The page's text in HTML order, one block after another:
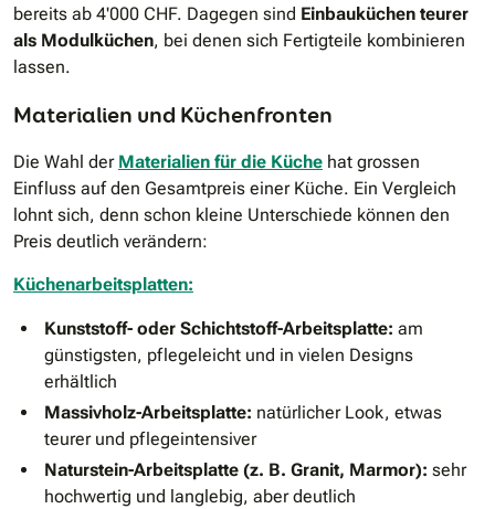
bereits ab 4'000 CHF. Dagegen sind Einbauküchen teurer
als Modulküchen, bei denen sich Fertigteile kombinieren
lassen.
Materialien und Küchenfronten
Die Wahl der Materialien für die Küche hat grossen
Einfluss auf den Gesamtpreis einer Küche. Ein Vergleich
lohnt sich, denn schon kleine Unterschiede können den
Preis deutlich verändern:
Küchenarbeitsplatten:
Kunststoff- oder Schichtstoff-Arbeitsplatte: am
günstigsten, pflegeleicht und in vielen Designs
erhältlich
Massivholz-Arbeitsplatte: natürlicher Look, etwas
teurer und pflegeintensiver
Naturstein-Arbeitsplatte (z. B. Granit, Marmor): sehr
hochwertig und langlebig, aber deutlich